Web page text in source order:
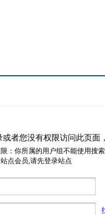
或者您没有权限访问此页面
：你所属的用户组不能使用搜
点会员,请先登录站点